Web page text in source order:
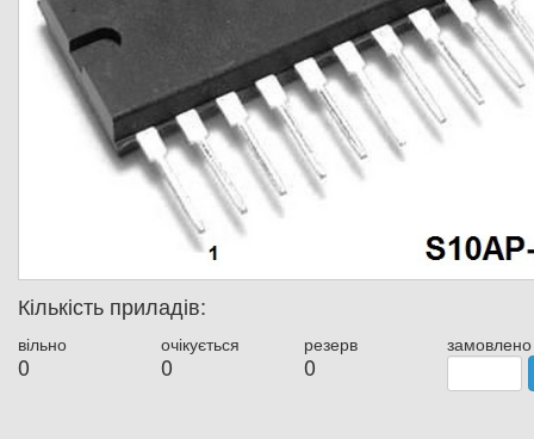
Кількість приладів:
вільно
0
очікується
0
резерв
0
замовлено